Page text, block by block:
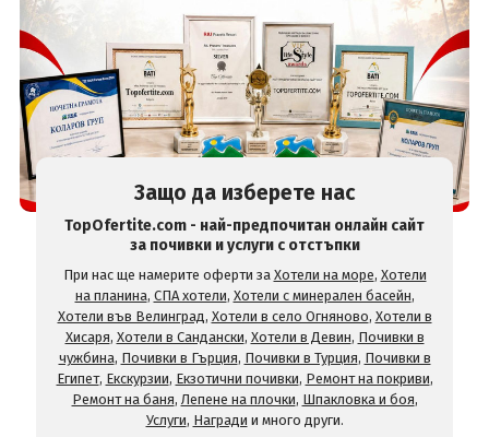
Защо да изберете нас
TopOfertite.com - най-предпочитан онлайн сайт
за почивки и услуги с отстъпки
При нас ще намерите оферти за Хотели на море, Хотели
на планина, СПА хотели, Хотели с минерален басейн,
Хотели във Велинград, Хотели в село Огняново, Хотели в
Хисаря, Хотели в Сандански, Хотели в Девин, Почивки в
чужбина, Почивки в Гърция, Почивки в Турция, Почивки в
Египет, Екскурзии, Екзотични почивки, Ремонт на покриви,
Ремонт на баня, Лепене на плочки, Шпакловка и боя,
Услуги, Награди и много други.